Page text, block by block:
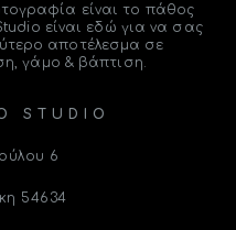
είναι το πάθος
είναι εδώ για να σας
αποτέλεσμα σε
γάμο & βάπτιση.
STUDIO
6
54634